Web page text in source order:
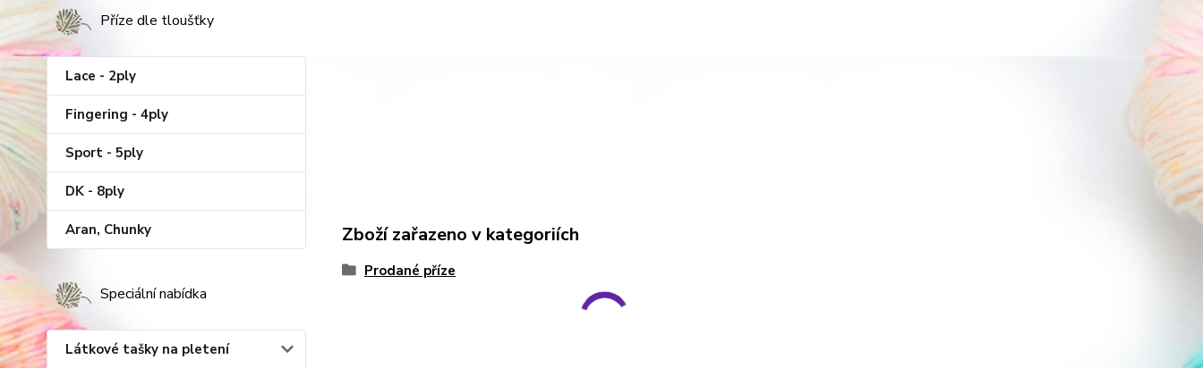
Příze dle tloušťky
Lace - 2ply
Fingering - 4ply
Sport - 5ply
DK - 8ply
Aran, Chunky
Speciální nabídka
Látkové tašky na pletení
Zboží zařazeno v kategoriích
Prodané příze